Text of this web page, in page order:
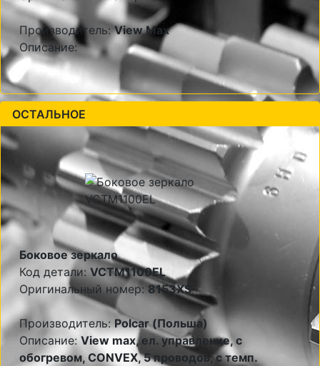
Производитель:View Max
Описание:
ОСТАЛЬНОЕ
Боковое зеркало
Код детали: VCTM1100EL
Оригинальный номер:8153XS
Производитель:Polcar (Польша)
Описание:View max, ел. управление, с
обогревом, CONVEX, 5 проводов, с темп.